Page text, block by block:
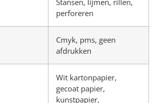
Stansen, lijmen, rillen,
perforeren
Cmyk, pms, geen
afdrukken
Wit kartonpapier,
gecoat papier,
kunstpapier,